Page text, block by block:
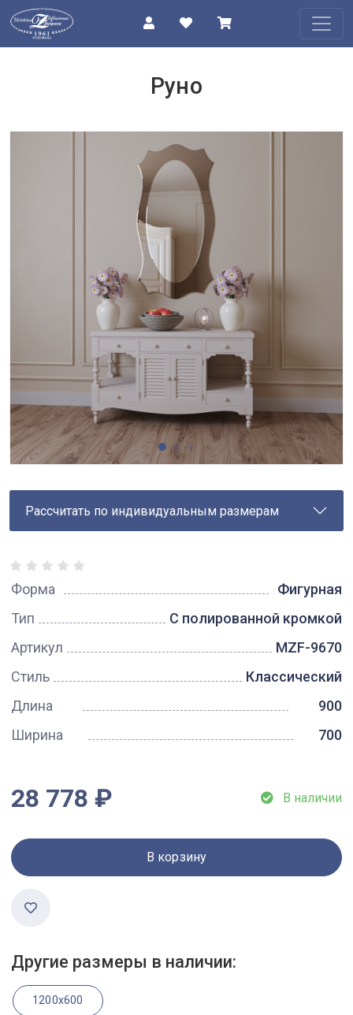
Руно
Рассчитать по индивидуальным размерам
Форма
Фигурная
Тип
С полированной кромкой
Артикул
MZF-9670
Стиль
Классический
Длина
900
Ширина
700
28 778 ₽ В наличии
В корзину
Другие размеры в наличии:
1200x600